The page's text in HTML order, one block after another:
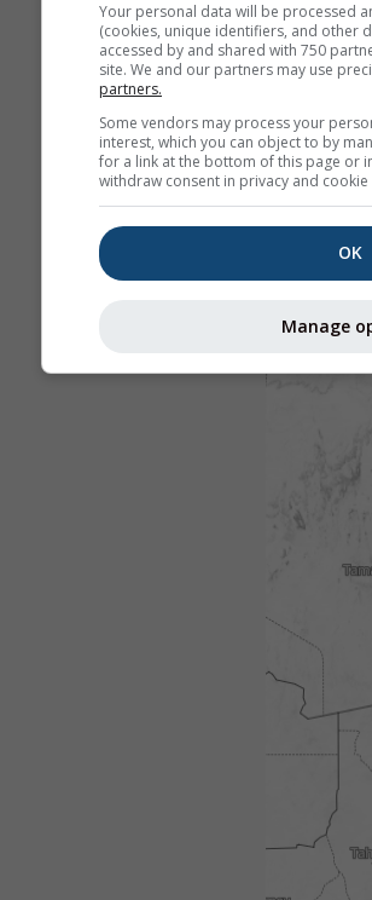
Your personal data will be processed
(cookies, unique identifiers, and other
accessed by and shared with 750
site. We and our partners may use
partners.
Some vendors may process your
interest, which you can object to by
for a link at the bottom of this page or
withdraw consent in privacy and cookie
OK
Manage